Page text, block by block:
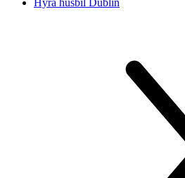
Hyra husbil Dublin